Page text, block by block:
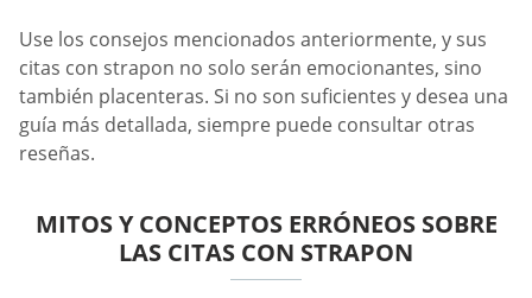
Use los consejos mencionados anteriormente, y sus
citas con strapon no solo serán emocionantes, sino
también placenteras. Si no son suficientes y desea una
guía más detallada, siempre puede consultar otras
reseñas.
MITOS Y CONCEPTOS ERRÓNEOS SOBRE
LAS CITAS CON STRAPON